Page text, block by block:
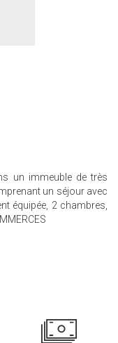
un immeuble de très
un séjour avec
équipée, 2 chambres,